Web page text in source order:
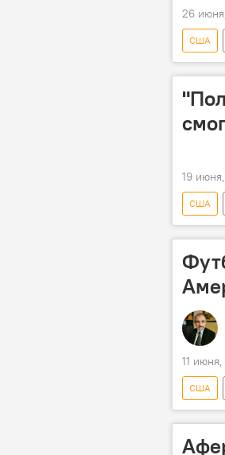
26
США
19
США
11
США